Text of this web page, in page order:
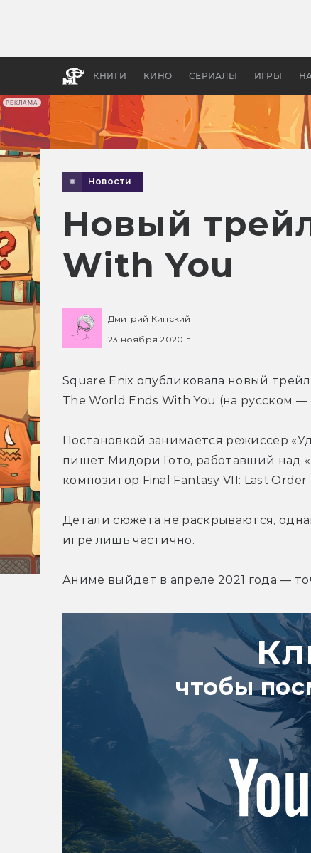
РЕКЛАМА
КНИГИ КИНО СЕРИАЛЫ ИГРЫ
бы
Новости
Новый
With You
Дмитрий Кинский
23 ноября 2020 г.
Square Enix опубликовала новый
The World Ends With You (на русском
Постановкой занимается режиссер
пишет Мидори Гото, работавший над
композитор Final Fantasy VII: Last
Детали сюжета не раскрываются,
игре лишь частично.
Аниме выйдет в апреле 2021 года —
чтобы